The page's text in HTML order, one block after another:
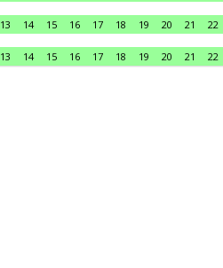
13 14 15 16 17 18 19 20 21 22
13 14 15 16 17 18 19 20 21 22